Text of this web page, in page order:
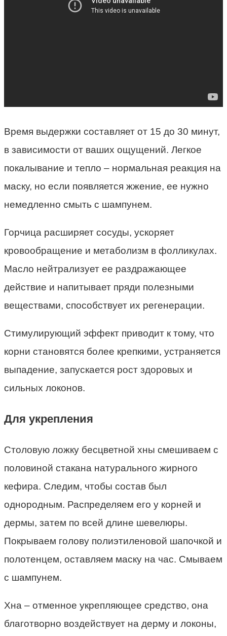
Время выдержки составляет от 15 до 30 минут,
в зависимости от ваших ощущений. Легкое
покалывание и тепло – нормальная реакция на
маску, но если появляется жжение, ее нужно
немедленно смыть с шампунем.
Горчица расширяет сосуды, ускоряет
кровообращение и метаболизм в фолликулах.
Масло нейтрализует ее раздражающее
действие и напитывает пряди полезными
веществами, способствует их регенерации.
Стимулирующий эффект приводит к тому, что
корни становятся более крепкими, устраняется
выпадение, запускается рост здоровых и
сильных локонов.
Для укрепления
Столовую ложку бесцветной хны смешиваем с
половиной стакана натурального жирного
кефира. Следим, чтобы состав был
однородным. Распределяем его у корней и
дермы, затем по всей длине шевелюры.
Покрываем голову полиэтиленовой шапочкой и
полотенцем, оставляем маску на час. Смываем
с шампунем.
Хна – отменное укрепляющее средство, она
благотворно воздействует на дерму и локоны,